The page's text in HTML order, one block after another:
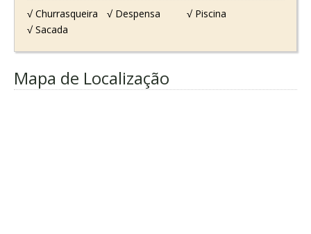
√ Churrasqueira √ Despensa
√ Piscina
√ Sacada
Mapa de Localização